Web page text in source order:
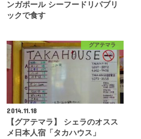
ンガポール シーフードリパブリ
ックで食す
グアテマラ
2014.11.18
【グアテマラ】 シェラのオスス
メ日本人宿「タカハウス」